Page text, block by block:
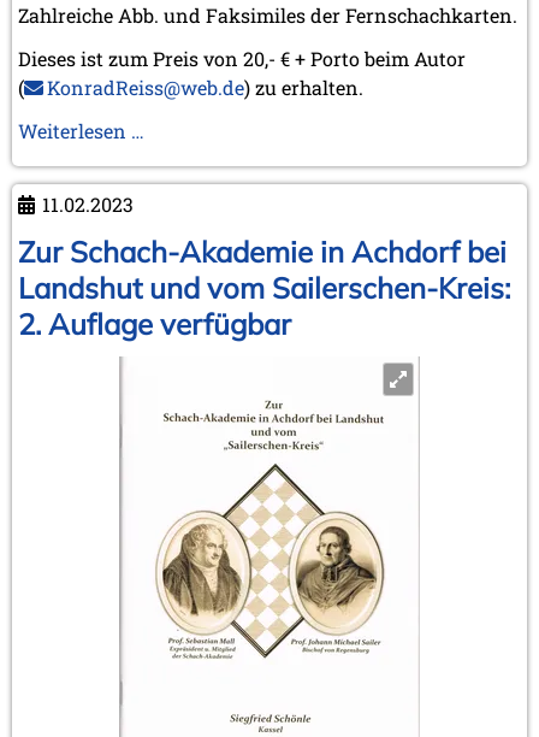
Zahlreiche Abb. und Faksimiles der Fernschachkarten.
Dieses ist zum Preis von 20,- € + Porto beim Autor
(
KonradReiss@web.de) zu erhalten.
Weiterlesen …
Zeugnis
organisierten
Frauenschachs
in
Deutschland
11.02.2023
Zur Schach-Akademie in Achdorf bei
Landshut und vom Sailerschen-Kreis:
2. Auflage verfügbar